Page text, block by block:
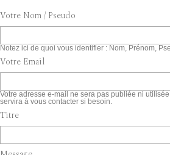
Votre Nom / Pseudo
Notez ici de quoi vous identifier : Nom, Prénom,
Votre Email
Votre adresse e-mail ne sera pas publiée ni
servira à vous contacter si besoin.
Titre